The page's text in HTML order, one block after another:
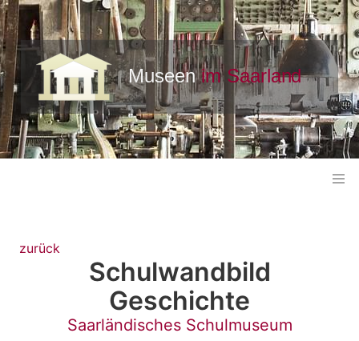
zurück
Schulwandbild
Geschichte
Saarländisches Schulmuseum